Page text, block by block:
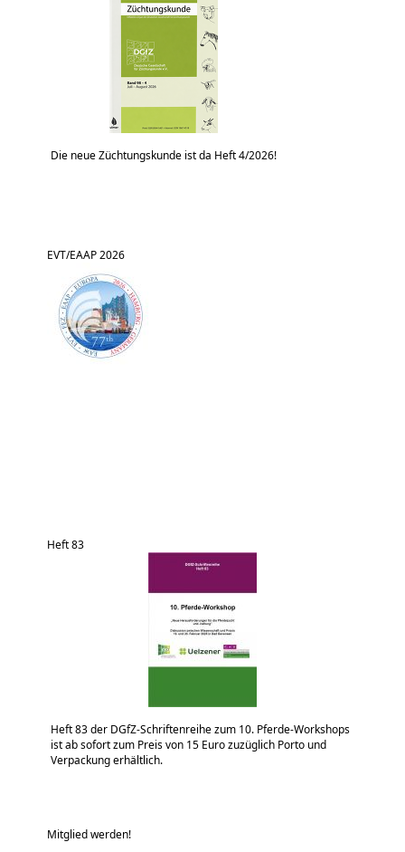
Die neue Züchtungskunde ist da Heft 4/2026!
EVT/EAAP 2026
Heft 83
Heft 83 der DGfZ-Schriftenreihe zum 10. Pferde-Workshops
ist ab sofort zum Preis von 15 Euro zuzüglich Porto und
Verpackung erhältlich.
Mitglied werden!